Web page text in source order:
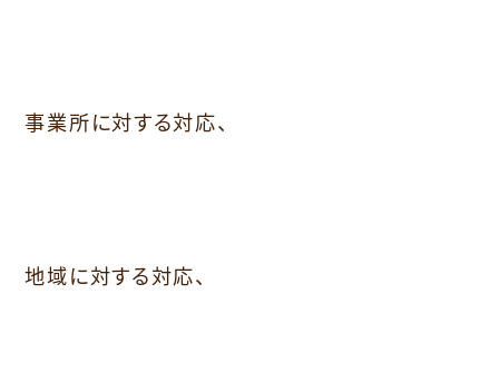
事業所に対する対応、
地域に対する対応、